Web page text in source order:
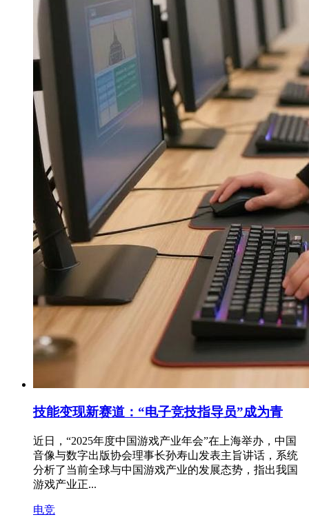
技能变现新赛道：“电子竞技指导员”成为青
近日，“2025年度中国游戏产业年会”在上海举办，中国
音像与数字出版协会理事长孙寿山发表主旨讲话，系统
分析了当前全球与中国游戏产业的发展态势，指出我国
游戏产业正...
电竞